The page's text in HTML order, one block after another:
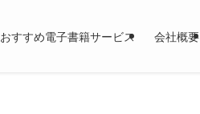
おすすめ電子書籍サービス 会社概要